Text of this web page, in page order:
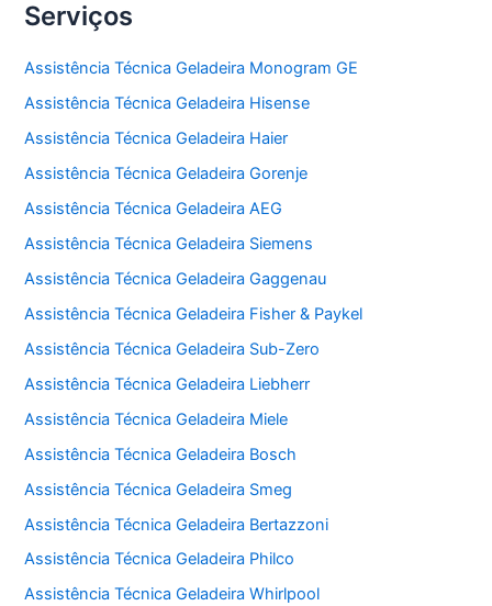
Serviços
Assistência Técnica Geladeira Monogram GE
Assistência Técnica Geladeira Hisense
Assistência Técnica Geladeira Haier
Assistência Técnica Geladeira Gorenje
Assistência Técnica Geladeira AEG
Assistência Técnica Geladeira Siemens
Assistência Técnica Geladeira Gaggenau
Assistência Técnica Geladeira Fisher & Paykel
Assistência Técnica Geladeira Sub-Zero
Assistência Técnica Geladeira Liebherr
Assistência Técnica Geladeira Miele
Assistência Técnica Geladeira Bosch
Assistência Técnica Geladeira Smeg
Assistência Técnica Geladeira Bertazzoni
Assistência Técnica Geladeira Philco
Assistência Técnica Geladeira Whirlpool